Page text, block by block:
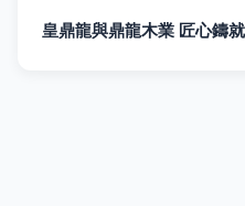
皇鼎龍與鼎龍木業 匠心鑄